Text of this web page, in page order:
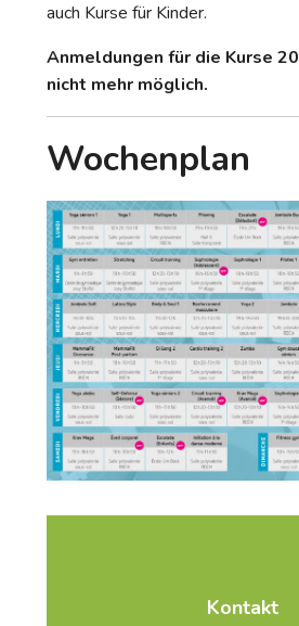
auch Kurse für Kinder.
Anmeldungen für die Kurse
nicht mehr möglich.
Wochenplan
Kontakt